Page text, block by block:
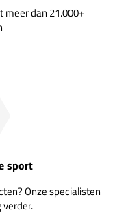
meer dan 21.000+
sport
Onze specialisten
verder.